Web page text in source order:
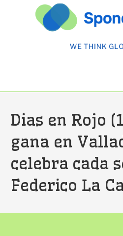
Dias en Rojo
gana en
celebra cada
Federico La